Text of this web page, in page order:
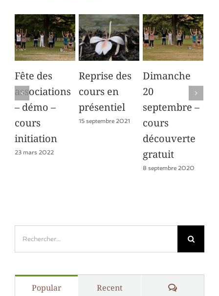
Fête des
associations
– démo –
cours
initiation
23 mars 2022
Reprise des
cours en
présentiel
15 septembre 2021
Dimanche
20
septembre –
cours
découverte
gratuit
8 septembre 2020
Popular Recent Comments